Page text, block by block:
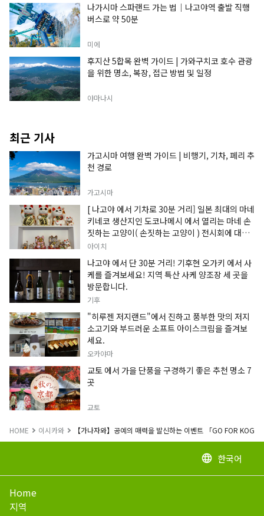
나가시마 스파랜드 가는 법｜나고야역 출발 직행
버스로 약 50분
미에
후지산 5합목 완벽 가이드 | 가와구치코 호수 관광
을 위한 명소, 복장, 접근 방법 및 일정
야마나시
최근 기사
가고시마 여행 완벽 가이드 | 비행기, 기차, 페리 추
천 경로
가고시마
[ 나고야 에서 기차로 30분 거리] 일본 최대의 마네
키네코 생산지인 도코나메시 에서 열리는 마네 손
짓하는 고양이( 손짓하는 고양이 ) 전시회에 대한
정보입니다.
아이치
나고야 에서 단 30분 거리! 기후현 오가키 에서 사
케를 즐겨보세요! 지역 특산 사케 양조장 세 곳을
방문합니다.
기후
"히루젠 저지랜드"에서 진하고 풍부한 맛의 저지
소고기와 부드러운 소프트 아이스크림을 즐겨보
세요.
오카야마
교토 에서 가을 단풍을 구경하기 좋은 추천 명소 7
곳
교토
HOME 이시카와 【가나자와】공예의 매력을 발신하는 이벤트 「GO FOR
language 한국어
Home
지역